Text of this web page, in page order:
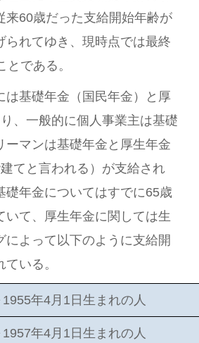
来60歳だった支給開始年齢が
られてゆき、現時点では最終
である。
は基礎年金（国民年金）と厚
、一般的に個人事業主は基礎
ーマンは基礎年金と厚生年金
てと言われる）が支給され
礎年金についてはすでに65歳
いて、厚生年金に関しては生
によって以下のように支給開
いる。
年4月1日生まれの人
年4月1日生まれの人